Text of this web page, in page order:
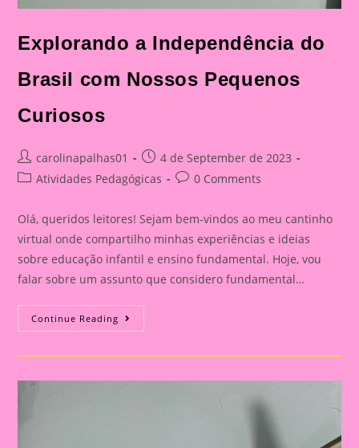
Explorando a Independência do
Brasil com Nossos Pequenos
Curiosos
Post
author:
carolinapalhas01
Post
published:
4 de September de 2023
PostAtividades Pedagógicas
Post0 Comments
Olá, queridos leitores! Sejam bem-vindos ao meu cantinho
virtual onde compartilho minhas experiências e ideias
sobre educação infantil e ensino fundamental. Hoje, vou
falar sobre um assunto que considero fundamental…
Continue Reading Explorando
A
Do